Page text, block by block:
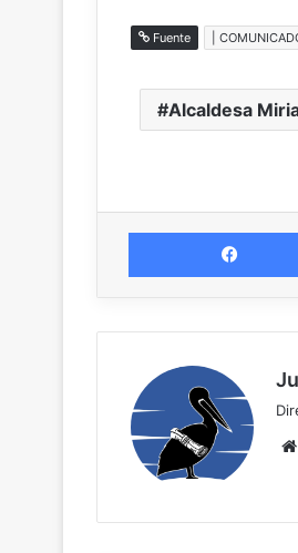
Fuente |
Alcaldesa